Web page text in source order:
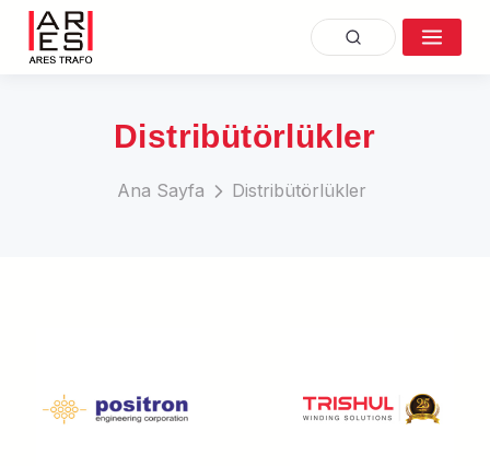
Distribütörlükler
Ana Sayfa Distribütörlükler